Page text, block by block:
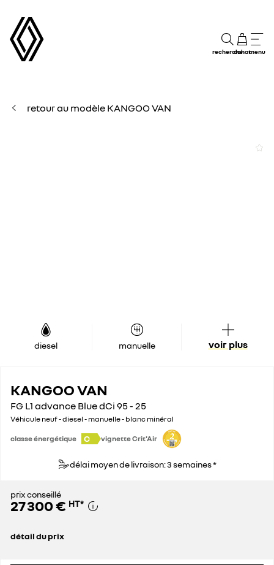
rechercheachatmenu
retour au modèle KANGOO VAN
diesel manuelle voir plus
KANGOO VAN
FG L1 advance Blue dCi 95 - 25
Véhicule neuf - diesel - manuelle - blanc minéral
classe énergétique C vignette Crit'Air
délai moyen de livraison: 3 semaines *
prix conseillé
27 300 € HT*
détail du prix